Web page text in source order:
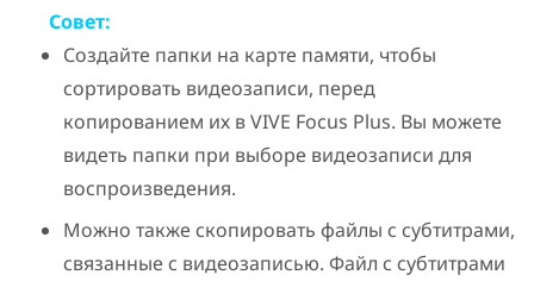
Совет:
Создайте папки на карте памяти, чтобы
сортировать видеозаписи, перед
копированием их вVIVE Focus Plus. Вы можете
видеть папки при выборе видеозаписи для
воспроизведения.
Можно также скопировать файлы с субтитрами,
связанные с видеозаписью. Файл с субтитрами